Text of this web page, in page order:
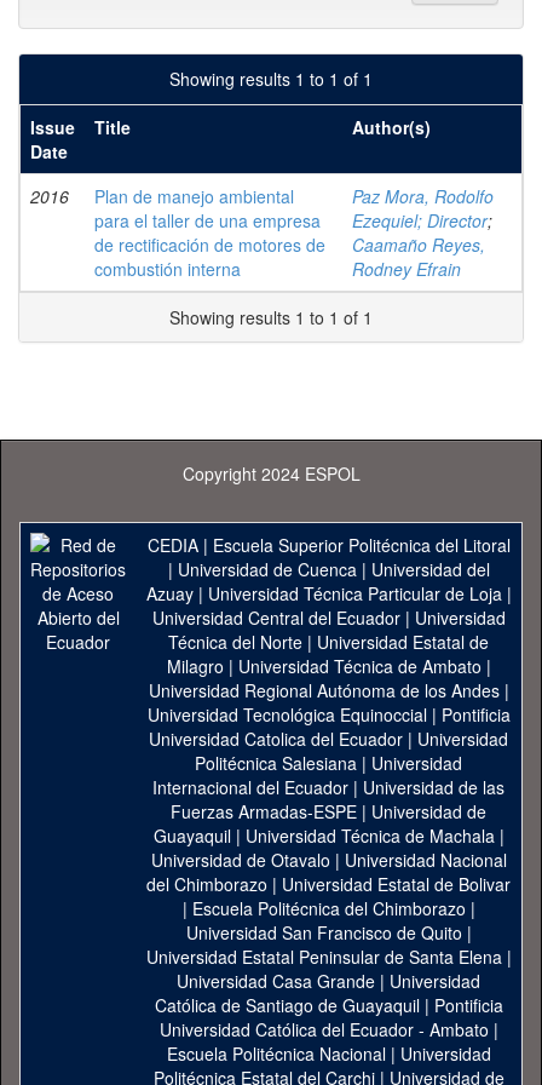
Showing results 1 to 1 of 1
Issue
Date
Title Author(s)
2016
Plan de manejo ambiental
para el taller de una empresa
de rectificación de motores de
combustión interna
Paz Mora, Rodolfo
Ezequiel; Director;
Caamaño Reyes,
Rodney Efrain
Showing results 1 to 1 of 1
Copyright 2024 ESPOL
CEDIA| Escuela Superior Politécnica del Litoral
| Universidad de Cuenca| Universidad del
Azuay| Universidad Técnica Particular de Loja|
Universidad Central del Ecuador| Universidad
Técnica del Norte | Universidad Estatal de
Milagro | Universidad Técnica de Ambato |
Universidad Regional Autónoma de los Andes|
Universidad Tecnológica Equinoccial| Pontificia
Universidad Catolica del Ecuador | Universidad
Politécnica Salesiana | Universidad
Internacional del Ecuador | Universidad de las
Fuerzas Armadas-ESPE | Universidad de
Guayaquil| Universidad Técnica de Machala|
Universidad de Otavalo | Universidad Nacional
del Chimborazo | Universidad Estatal de Bolivar
| Escuela Politécnica del Chimborazo |
Universidad San Francisco de Quito |
Universidad Estatal Peninsular de Santa Elena|
Universidad Casa Grande | Universidad
Católica de Santiago de Guayaquil| Pontificia
Universidad Católica del Ecuador - Ambato |
Escuela Politécnica Nacional| Universidad
Politécnica Estatal del Carchi| Universidad de